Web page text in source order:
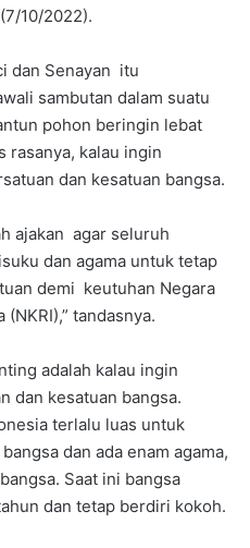
10/2022).
dan Senayan itu
sambutan dalam suatu
pohon beringin lebat
rasanya, kalau ingin
dan kesatuan bangsa.
ajakan agar seluruh
dan agama untuk tetap
demi keutuhan Negara
tandasnya.
adalah kalau ingin
dan kesatuan bangsa.
terlalu luas untuk
dan ada enam agama,
Saat ini bangsa
dan tetap berdiri kokoh.